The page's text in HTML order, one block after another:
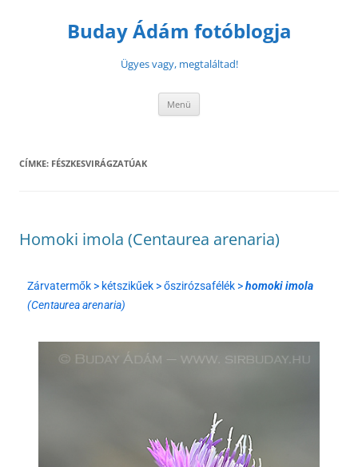
Buday Ádám fotóblogja
Ügyes vagy, megtaláltad!
Menü
CÍMKE: FÉSZKESVIRÁGZATÚAK
Homoki imola (Centaurea arenaria)
Zárvatermők > kétszikűek > őszirózsafélék >homoki imola
(Centaurea arenaria)